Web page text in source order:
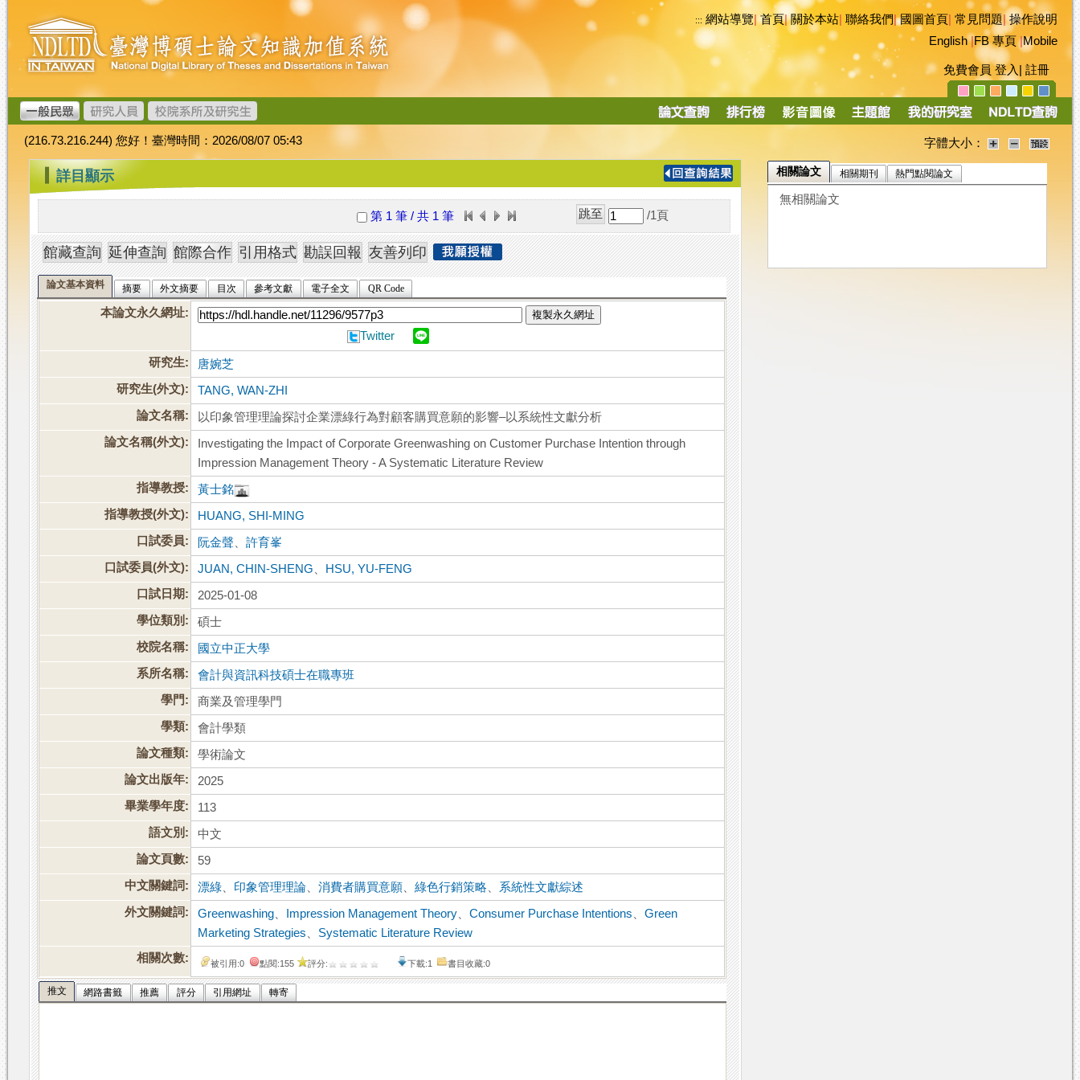
跳
到
主
要
內
容
臺
灣
博
碩
士
論
文
加
值
系
統
::: 網站導覽|首頁|關於本站 聯絡我們|國圖首頁 常見問題|操作說明
English|FB 專頁|Mobile
免費會員 登入 註冊
導
(216.73.216.244) 您好！臺灣時間：2026/08/07 05:43 字體大小：
::: 詳目顯示
第 1 筆 / 共 1 筆 /1 頁
論文基本資料 摘要 外文摘要 目次 參考文獻 電子全文 QR Code
本論文永久網址: 複製永久網址
Twitter
研究生:
唐婉芝
研究生(外文):
TANG, WAN-ZHI
論文名稱:
以印象管理理論探討企業漂綠行為對顧客購買意願的影響–以系統性文獻分析
論文名稱(外文):
Investigating the Impact of Corporate Greenwashing on Customer Purchase Intention through
Impression Management Theory - A Systematic Literature Review
指導教授:
黃士銘
指導教授(外文):
HUANG, SHI-MING
口試委員:
阮金聲 、許育峯
口試委員(外文):
JUAN, CHIN-SHENG
HSU, YU‐FENG
口試日期:
2025-01-08
學位類別:
碩士
校院名稱:
國立中正大學
系所名稱:
會計與資訊科技碩士在職專班
學門:
商業及管理學門
學類:
會計學類
論文種類:
學術論文
論文出版年:
2025
畢業學年度:
113
語文別:
中文
論文頁數:
59
中文關鍵詞:
漂綠 印象管理理論 、消費者購買意願 、綠色行銷策略
系統性文獻綜述
外文關鍵詞:
Greenwashing Impression Management Theory 、Consumer Purchase Intentions 、Green
Marketing Strategies
Systematic Literature Review
相關次數:
被引用:0 點閱:155 評分: 下載:1 書目收藏:0
推文 網路書籤 推薦 評分 引用網址 轉寄
相關論文 相關期刊 熱門點閱論文
無相關論文